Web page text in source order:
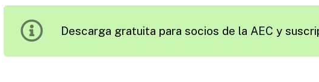
Sostenible
Descarga gratuita para socios de la AEC y